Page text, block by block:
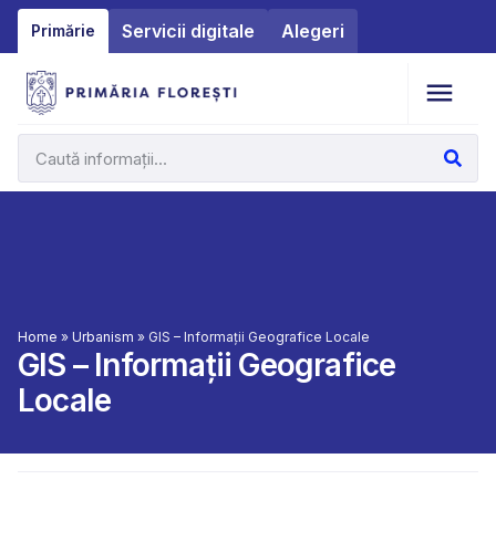
Primărie Servicii digitale Alegeri
Home » Urbanism » GIS – Informații Geografice Locale
GIS – Informații Geografice
Locale